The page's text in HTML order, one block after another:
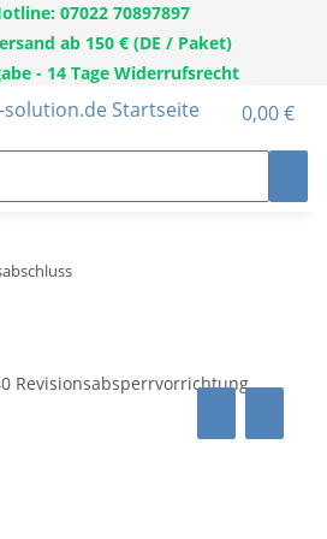
07022 70897897
ab 150 € (DE / Paket)
- 14 Tage Widerrufsrecht
0,00 €